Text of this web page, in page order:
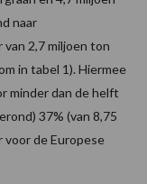
naar
2,7 miljoen ton
in tabel 1). Hiermee
minder dan de helft
37% (van 8,75
voor de Europese